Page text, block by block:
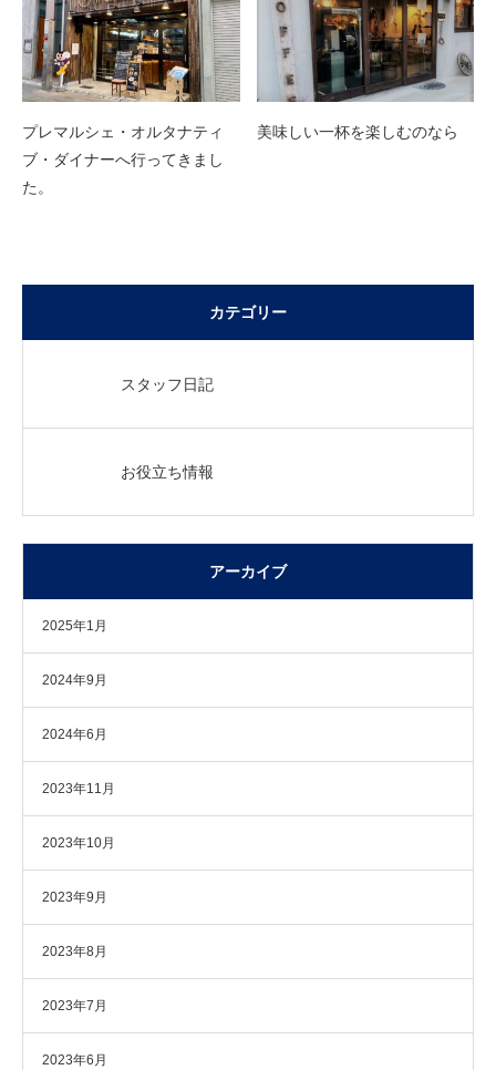
プレマルシェ・オルタナティ
ブ・ダイナーへ行ってきまし
た。
美味しい一杯を楽しむのなら
カテゴリー
スタッフ日記
お役立ち情報
アーカイブ
2025年1月
2024年9月
2024年6月
2023年11月
2023年10月
2023年9月
2023年8月
2023年7月
2023年6月